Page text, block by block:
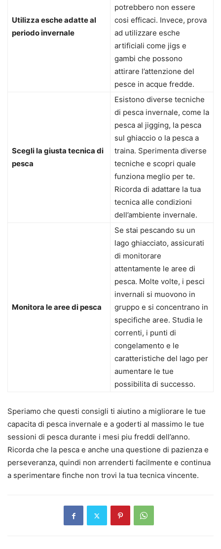
Utilizza esche adatte al
periodo invernale
potrebbero non essere
cosi efficaci. Invece, prova
ad utilizzare esche
artificiali come jigs e
gambi che possono
attirare l’attenzione del
pesce in acque fredde.
Scegli la giusta tecnica di
pesca
Esistono diverse tecniche
di pesca invernale, come la
pesca al jigging, la pesca
sul ghiaccio o la pesca a
traina. Sperimenta diverse
tecniche e scopri quale
funziona meglio per te.
Ricorda di adattare la tua
tecnica alle condizioni
dell’ambiente invernale.
Monitora le aree di pesca
Se stai pescando su un
lago ghiacciato, assicurati
di monitorare
attentamente le aree di
pesca. Molte volte, i pesci
invernali si muovono in
gruppo e si concentrano in
specifiche aree. Studia le
correnti, i punti di
congelamento e le
caratteristiche del lago per
aumentare le tue
possibilita di successo.
Speriamo che questi consigli ti aiutino a migliorare le tue
capacita di pesca invernale e a goderti al massimo le tue
sessioni di pesca durante i mesi piu freddi dell’anno.
Ricorda che la pesca e anche una questione di pazienza e
perseveranza, quindi non arrenderti facilmente e continua
a sperimentare finche non trovi la tua tecnica vincente.